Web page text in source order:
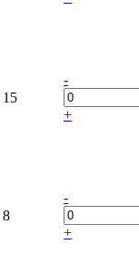
15
-
+
8
-
+